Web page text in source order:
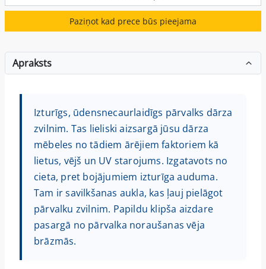
Paziņot kad prece būs pieejama
Apraksts
Izturīgs, ūdensnecaurlaidīgs pārvalks dārza
zvilnim. Tas lieliski aizsargā jūsu dārza
mēbeles no tādiem ārējiem faktoriem kā
lietus, vējš un UV starojums. Izgatavots no
cieta, pret bojājumiem izturīga auduma.
Tam ir savilkšanas aukla, kas ļauj pielāgot
pārvalku zvilnim. Papildu klipša aizdare
pasargā no pārvalka noraušanas vēja
brāzmās.